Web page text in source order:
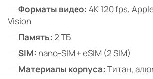
Форматы видео: 4K 120 fps,
Vision
Память: 2 ТБ
SIM: nano-SIM + eSIM (2 SIM)
Материалы корпуса: Титан,